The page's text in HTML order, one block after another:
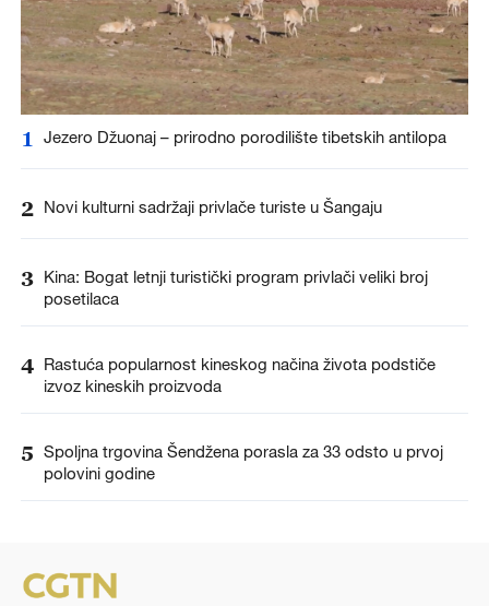
1 Jezero Džuonaj – prirodno porodilište tibetskih antilopa
2 Novi kulturni sadržaji privlače turiste u Šangaju
3 Kina: Bogat letnji turistički program privlači veliki broj
posetilaca
4 Rastuća popularnost kineskog načina života podstiče
izvoz kineskih proizvoda
5 Spoljna trgovina Šendžena porasla za 33 odsto u prvoj
polovini godine